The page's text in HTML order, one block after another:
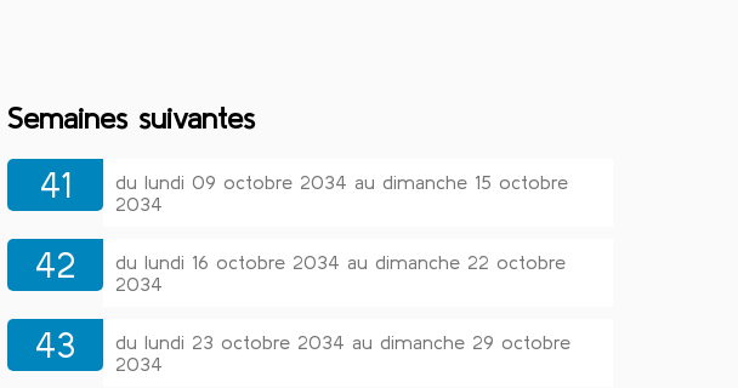
Semaines suivantes
41
du lundi 09 octobre 2034 au dimanche 15 octobre
2034
42
du lundi 16 octobre 2034 au dimanche 22 octobre
2034
43
du lundi 23 octobre 2034 au dimanche 29 octobre
2034